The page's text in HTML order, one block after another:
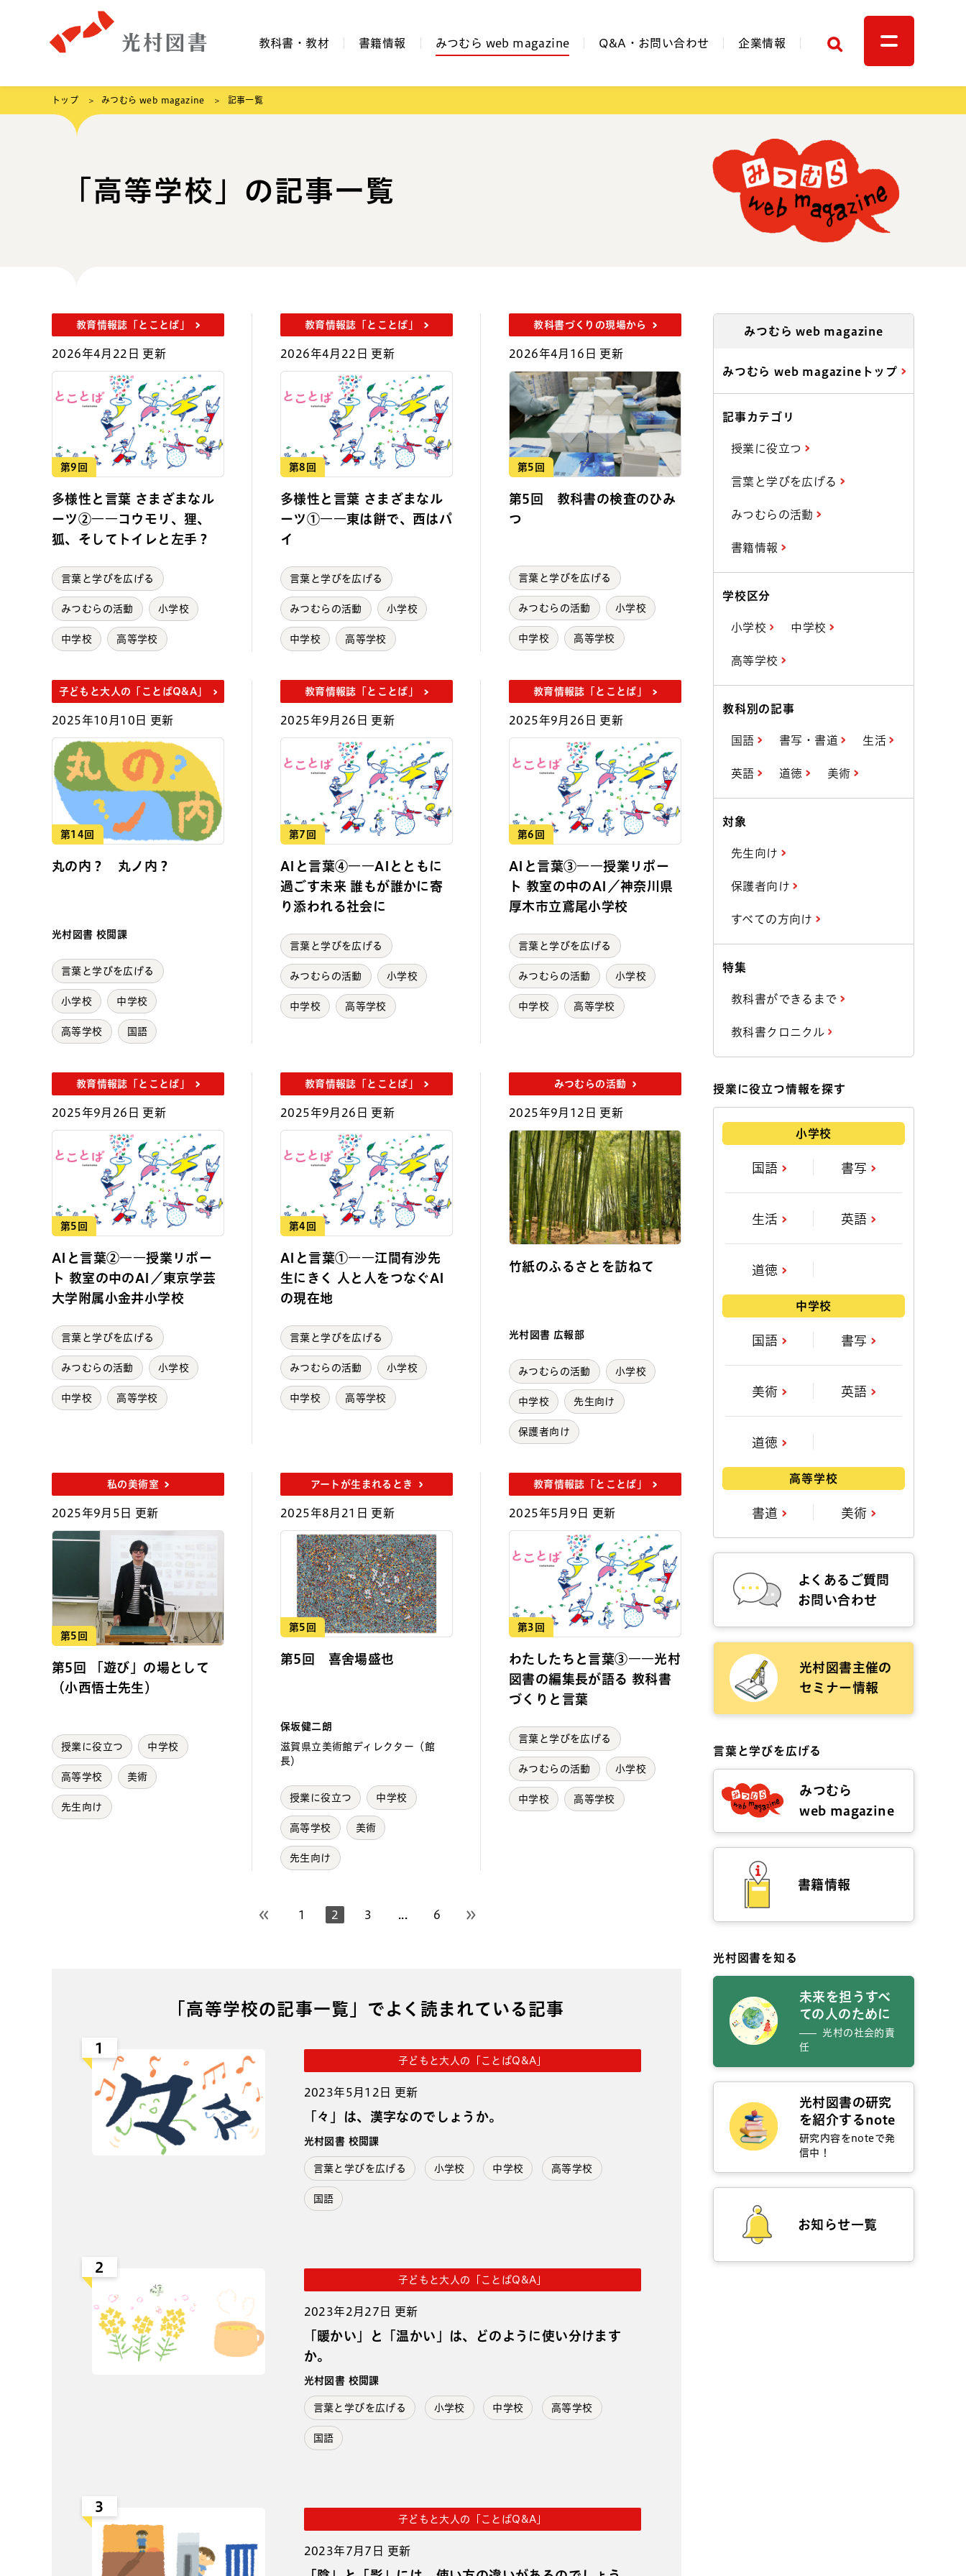
教科書・教材 書籍情報 みつむら web magazine Q&A・お問い合わせ 企業情報 検索
トップ みつむら web magazine 記事一覧
「高等学校」の記事一覧
教育情報誌「とことば」
2026年4月22日 更新
第9回
多様性と言葉 さまざまなル
ーツ②――コウモリ、狸、
狐、そしてトイレと左手？
言葉と学びを広げる
みつむらの活動 小学校
中学校 高等学校
教育情報誌「とことば」
2026年4月22日 更新
第8回
多様性と言葉 さまざまなル
ーツ①――東は餅で、西はパ
イ
言葉と学びを広げる
みつむらの活動 小学校
中学校 高等学校
教科書づくりの現場から
2026年4月16日 更新
第5回
第5回 教科書の検査のひみ
つ
言葉と学びを広げる
みつむらの活動 小学校
中学校 高等学校
子どもと大人の「ことばQ&A」
2025年10月10日 更新
第14回
丸の内？ 丸ノ内？
光村図書 校閲課
言葉と学びを広げる
小学校 中学校
高等学校 国語
教育情報誌「とことば」
2025年9月26日 更新
第7回
AIと言葉④――AIとともに
過ごす未来 誰もが誰かに寄
り添われる社会に
言葉と学びを広げる
みつむらの活動 小学校
中学校 高等学校
教育情報誌「とことば」
2025年9月26日 更新
第6回
AIと言葉③――授業リポー
ト 教室の中のAI／神奈川県
厚木市立鳶尾小学校
言葉と学びを広げる
みつむらの活動 小学校
中学校 高等学校
教育情報誌「とことば」
2025年9月26日 更新
第5回
AIと言葉②――授業リポー
ト 教室の中のAI／東京学芸
大学附属小金井小学校
言葉と学びを広げる
みつむらの活動 小学校
中学校 高等学校
教育情報誌「とことば」
2025年9月26日 更新
第4回
AIと言葉①――江間有沙先
生にきく 人と人をつなぐAI
の現在地
言葉と学びを広げる
みつむらの活動 小学校
中学校 高等学校
みつむらの活動
2025年9月12日 更新
竹紙のふるさとを訪ねて
光村図書 広報部
みつむらの活動 小学校
中学校 先生向け
保護者向け
私の美術室
2025年9月5日 更新
第5回
第5回 「遊び」の場として
（小西悟士先生）
授業に役立つ 中学校
高等学校 美術
先生向け
アートが生まれるとき
2025年8月21日 更新
第5回
第5回 喜舍場盛也
保坂健二朗
滋賀県立美術館ディレクター（館
長）
授業に役立つ 中学校
高等学校 美術
先生向け
教育情報誌「とことば」
2025年5月9日 更新
第3回
わたしたちと言葉③――光村
図書の編集長が語る 教科書
づくりと言葉
言葉と学びを広げる
みつむらの活動 小学校
中学校 高等学校
前のページへ
1 2 3 ... 6 次のページへ
「高等学校の記事一覧」でよく読まれている記事
1
子どもと大人の「ことばQ&A」
2023年5月12日 更新
「々」は、漢字なのでしょうか。
光村図書 校閲課
言葉と学びを広げる 小学校 中学校 高等学校
国語
2
子どもと大人の「ことばQ&A」
2023年2月27日 更新
「暖かい」と「温かい」は、どのように使い分けます
か。
光村図書 校閲課
言葉と学びを広げる 小学校 中学校 高等学校
国語
3
子どもと大人の「ことばQ&A」
2023年7月7日 更新
みつむら web magazine
みつむら web magazineトップ
記事カテゴリ
授業に役立つ
言葉と学びを広げる
みつむらの活動
書籍情報
学校区分
小学校 中学校
高等学校
教科別の記事
国語 書写・書道 生活
英語 道徳 美術
対象
先生向け
保護者向け
すべての方向け
特集
教科書ができるまで
教科書クロニクル
授業に役立つ情報を探す
小学校
国語 書写
生活 英語
道徳
中学校
国語 書写
美術 英語
道徳
高等学校
書道 美術
よくあるご質問
お問い合わせ
光村図書主催の
セミナー情報
言葉と学びを広げる
みつむら
web magazine
書籍情報
光村図書を知る
未来を担うすべ
ての人のために
光村の社会的責
任
光村図書の研究
を紹介するnote
研究内容をnoteで発
信中！
お知らせ一覧